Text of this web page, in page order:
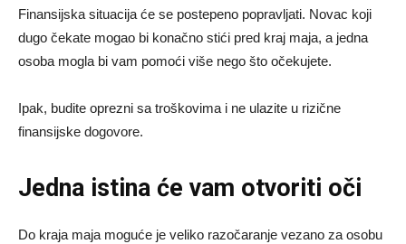
Finansijska situacija će se postepeno popravljati. Novac koji
dugo čekate mogao bi konačno stići pred kraj maja, a jedna
osoba mogla bi vam pomoći više nego što očekujete.
Ipak, budite oprezni sa troškovima i ne ulazite u rizične
finansijske dogovore.
Jedna istina će vam otvoriti oči
Do kraja maja moguće je veliko razočaranje vezano za osobu